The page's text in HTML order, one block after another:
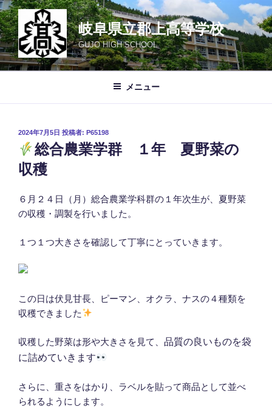
コ
ン
テ
ン
ツ
岐阜県立郡上高等学校
GUJO HIGH SCHOOL
メニュー
投
日:
2024年7月5日 投稿者: P65198
総合農業学群 １年 夏野菜の
収穫
６月２４日（月）総合農業学科群の１年次生が、夏野菜
の収穫・調製を行いました。
１つ１つ大きさを確認して丁寧にとっていきます。
この日は伏見甘長、ピーマン、オクラ、ナスの４種類を
収穫できました
収穫した野菜は形や大きさを見て、 品質の良いものを袋
に詰めていきます
さらに、重さをはかり、ラベルを貼って商品として並べ
られるようにします。